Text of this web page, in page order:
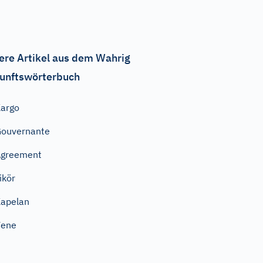
Artikel aus dem Wahrig